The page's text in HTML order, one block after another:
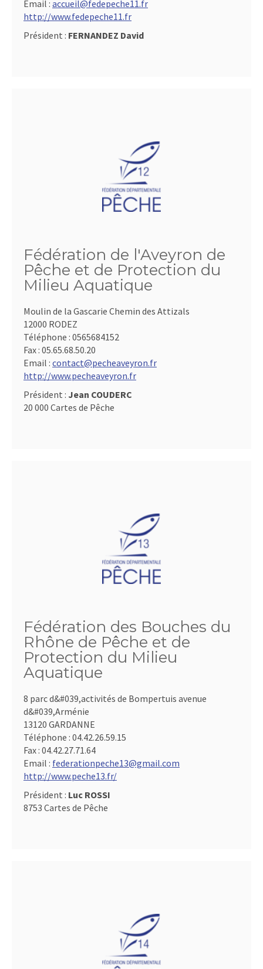
Email : accueil@fedepeche11.fr
http://www.fedepeche11.fr
Président : FERNANDEZ David
Fédération de l'Aveyron de
Pêche et de Protection du
Milieu Aquatique
Moulin de la Gascarie Chemin des Attizals
12000 RODEZ
Téléphone : 0565684152
Fax : 05.65.68.50.20
Email : contact@pecheaveyron.fr
http://www.pecheaveyron.fr
Président : Jean COUDERC
20 000 Cartes de Pêche
Fédération des Bouches du
Rhône de Pêche et de
Protection du Milieu
Aquatique
8 parc d&#039,activités de Bompertuis avenue
d&#039,Arménie
13120 GARDANNE
Téléphone : 04.42.26.59.15
Fax : 04.42.27.71.64
Email : federationpeche13@gmail.com
http://www.peche13.fr/
Président : Luc ROSSI
8753 Cartes de Pêche